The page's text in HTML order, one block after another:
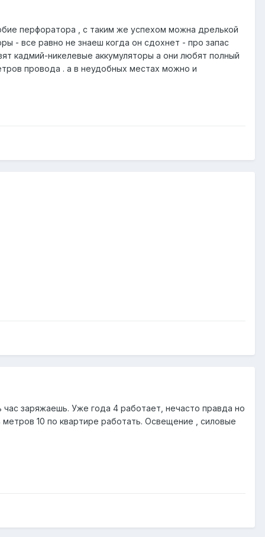
перфоратора , с таким же успехом можна дрелькой
- все равно не знаеш когда он сдохнет - про запас
кадмий-никелевые аккумуляторы а они любят полный
провода . а в неудобных местах можно и
заряжаешь. Уже года 4 работает, нечасто правда но
10 по квартире работать. Освещение , силовые